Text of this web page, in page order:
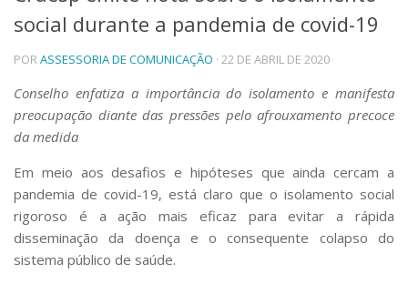
Telefones e Mapas
Pessoas
Ensino
Graduação
Pós-Graduação
Educação a distância
Pesquisa e Inovação
Linhas de Pesquisa
Centros, Núcleos e Projetos em Rede
Pós-doutorado
Iniciação Científica
social durante a pandemia de covid-19
PORASSESSORIA DE COMUNICAÇÃO · 22 DE ABRIL DE 2020
Conselho enfatiza a importância do isolamento e manifesta
preocupação diante das pressões pelo afrouxamento precoce
da medida
Em meio aos desafios e hipóteses que ainda cercam a
pandemia de covid-19, está claro que o isolamento social
rigoroso é a ação mais eficaz para evitar a rápida
disseminação da doença e o consequente colapso do
sistema público de saúde.